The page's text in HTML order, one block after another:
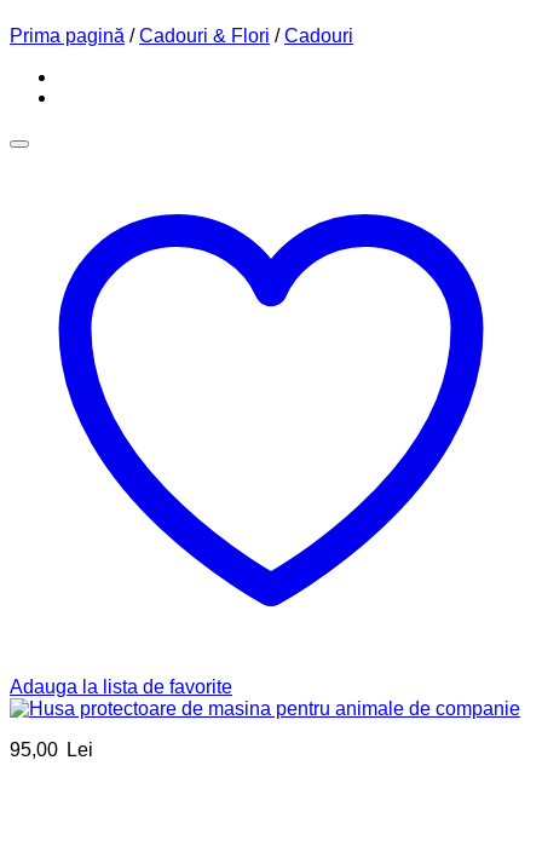
Prima pagină / Cadouri & Flori / Cadouri
Adauga la lista de favorite
95,00 Lei